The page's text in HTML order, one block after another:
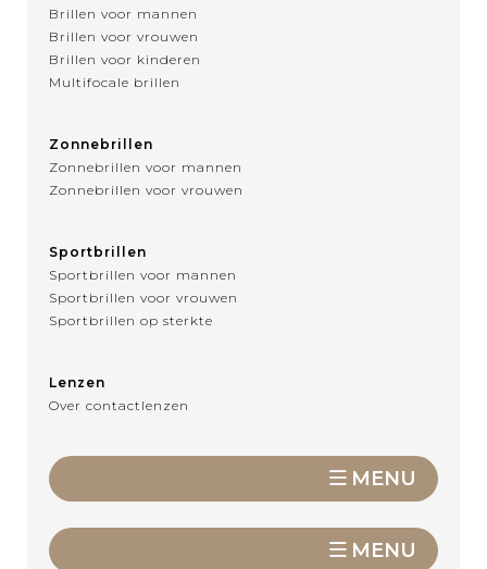
Brillen voor mannen
Brillen voor vrouwen
Brillen voor kinderen
Multifocale brillen
Zonnebrillen
Zonnebrillen voor mannen
Zonnebrillen voor vrouwen
Sportbrillen
Sportbrillen voor mannen
Sportbrillen voor vrouwen
Sportbrillen op sterkte
Lenzen
Over contactlenzen
MENU
MENU